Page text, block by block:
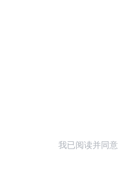
我已阅读并同意